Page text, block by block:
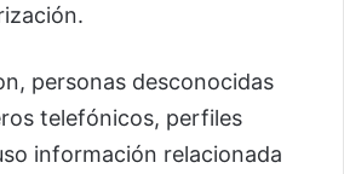
personas desconocidas
telefónicos, perfiles
información relacionada